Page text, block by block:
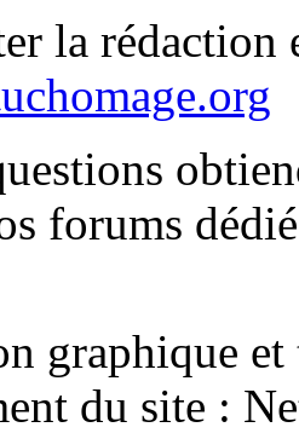
la rédaction
forums
graphique
du site :